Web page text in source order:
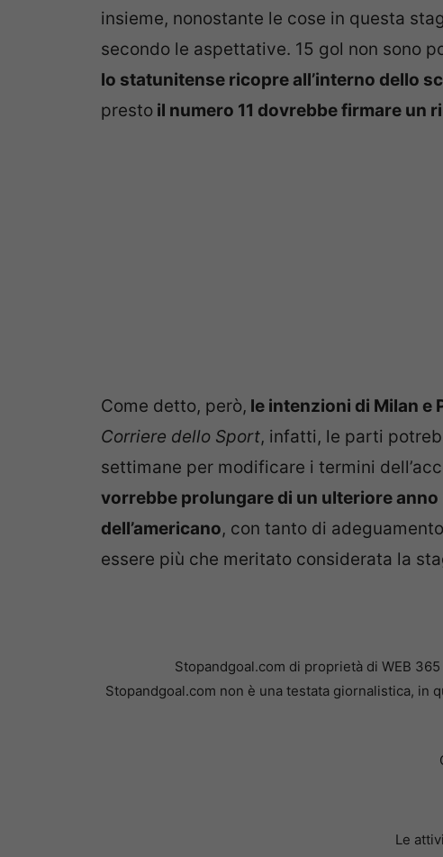
insieme, nonostante le cose in questa
secondo le aspettative. 15 gol non sono
lo statunitense ricopre all’interno dello
presto il numero 11 dovrebbe firmare un
Come detto, però, le intenzioni di Milan e
Corriere dello Sport, infatti, le parti
settimane per modificare i termini
vorrebbe prolungare di un ulteriore
dell’americano, con tanto di
essere più che meritato considerata la
Stopandgoal.com di proprietà di WEB
Stopandgoal.com non è una testata giornalistica,
Le